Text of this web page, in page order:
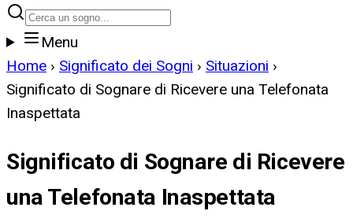
Menu
Home › Significato dei Sogni › Situazioni ›
Significato di Sognare di Ricevere una Telefonata
Inaspettata
Significato di Sognare di Ricevere
una Telefonata Inaspettata